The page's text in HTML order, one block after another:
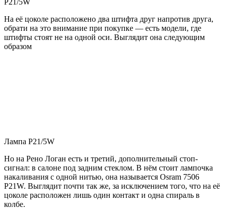
P21/5W
На её цоколе расположено два штифта друг напротив друга,
обрати на это внимание при покупке — есть модели, где
штифты стоят не на одной оси. Выглядит она следующим
образом
Лампа P21/5W
Но на Рено Логан есть и третий, дополнительный стоп-
сигнал: в салоне под задним стеклом. В нём стоит лампочка
накаливания с одной нитью, она называется Osram 7506
P21W. Выглядит почти так же, за исключением того, что на её
цоколе расположен лишь один контакт и одна спираль в
колбе.